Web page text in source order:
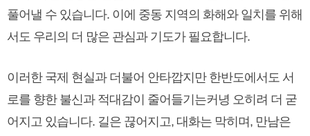
풀어낼 수 있습니다. 이에 중동 지역의 화해와 일치를 위해
서도 우리의 더 많은 관심과 기도가 필요합니다.
이러한 국제 현실과 더불어 안타깝지만 한반도에서도 서
로를 향한 불신과 적대감이 줄어들기는커녕 오히려 더 굳
어지고 있습니다. 길은 끊어지고, 대화는 막히며, 만남은